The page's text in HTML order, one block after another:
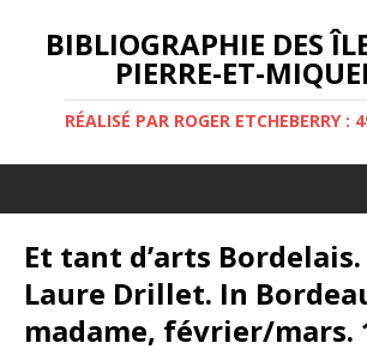
BIBLIOGRAPHIE DES
PIERRE-ET-
RÉALISÉ PAR ROGER ETCHEBERRY :
Et tant d’arts
Laure Drillet. In
madame, février/mars.